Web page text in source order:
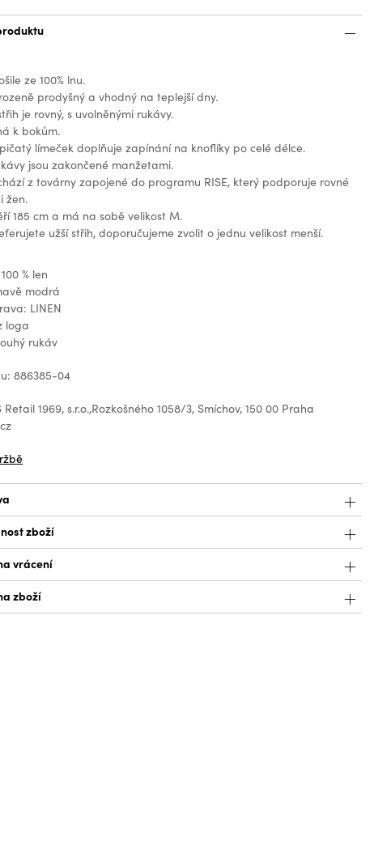
ze 100% lnu.
prodyšný a vhodný na teplejší dny.
je rovný, s uvolněnými rukávy.
k bokům.
límeček doplňuje zapínání na knoflíky po celé délce.
jsou zakončené manžetami.
z továrny zapojené do programu RISE, který podporuje rovné
žen.
185 cm a má na sobě velikost M.
užší střih, doporučujeme zvolit o jednu velikost menší.
% len
modrá
LINEN
loga
rukáv
886385-04
Retail 1969, s.r.o.,Rozkošného 1058/3, Smíchov, 150 00 Praha
zboží
vrácení
zboží